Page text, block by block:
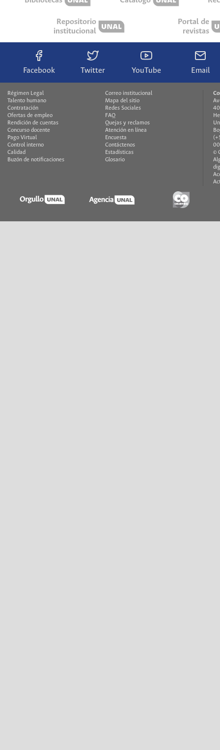
Repositorio
institucional
Portal de
revistas
Facebook Twitter YouTube Email
Régimen Legal
Talento humano
Contratación
Ofertas de empleo
Rendición de cuentas
Concurso docente
Pago Virtual
Control interno
Calidad
Buzón de notificaciones
Correo institucional
Mapa del sitio
Redes Sociales
FAQ
Quejas y reclamos
Atención en línea
Encuesta
Contáctenos
Estadísticas
Glosario
©